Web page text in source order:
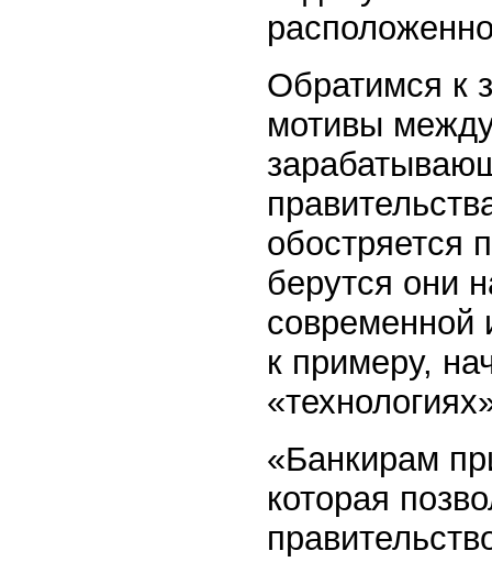
Обратимся к
мотивы
обостряется
берутся они
современной
к примеру,
«Банкирам
которая